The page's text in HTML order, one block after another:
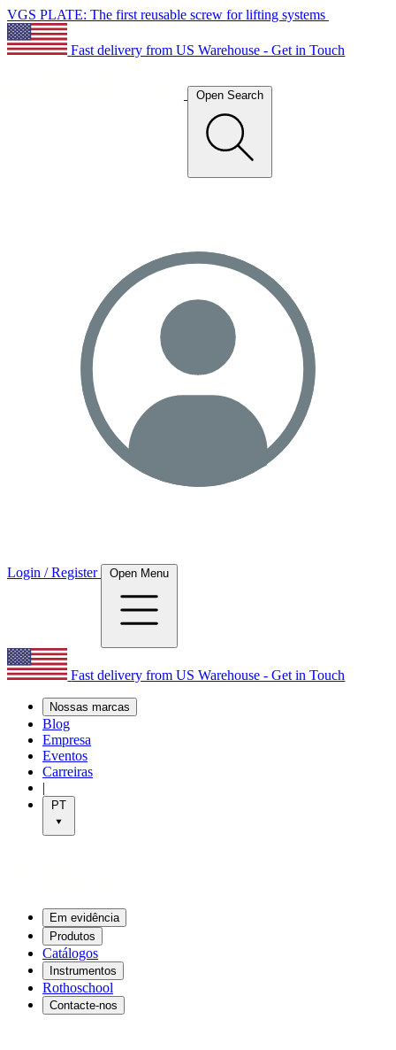
VGS PLATE: The first reusable screw for lifting systems
Fast delivery from US Warehouse - Get in Touch
Open Search
Login / Register Open Menu
Fast delivery from US Warehouse - Get in Touch
Nossas marcas
Blog
Empresa
Eventos
Carreiras
|
PT
Em evidência
Produtos
Catálogos
Instrumentos
Rothoschool
Contacte-nos